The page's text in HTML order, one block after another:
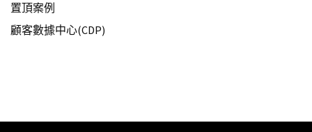
置頂案例
顧客數據中心(CDP)